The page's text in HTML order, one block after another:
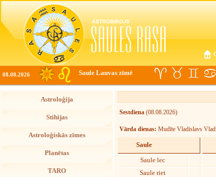
08.08.2026 Saule Lauvas zīmē
Astroloģija
Stihijas
Astroloģiskās zīmes
Planētas
TARO
Sestdiena (08.08.2026)
Vārda dienas: Mudīte Vladislavs
Saule
Saule lec
Saule riet